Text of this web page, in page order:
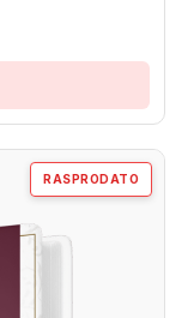
RASPRODATO